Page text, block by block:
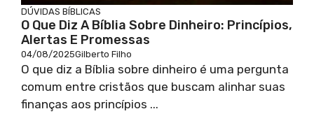
DÚVIDAS BÍBLICAS
O Que Diz A Bíblia Sobre Dinheiro: Princípios,
Alertas E Promessas
04/08/2025Gilberto Filho
O que diz a Bíblia sobre dinheiro é uma pergunta
comum entre cristãos que buscam alinhar suas
finanças aos princípios ...